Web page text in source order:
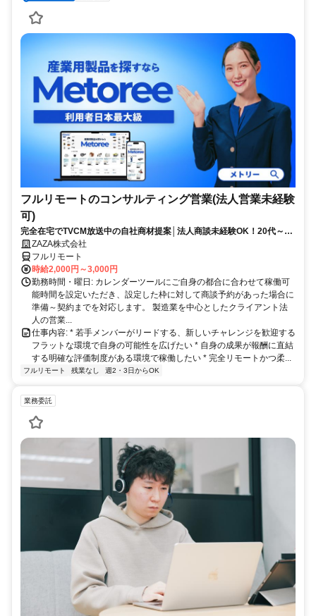
フルリモートのコンサルティング営業(法人営業未経験
可)
完全在宅でTVCM放送中の自社商材提案│法人商談未経験OK！20代～活
躍中◎顧客課題を解決する提案経験が積める環境
ZAZA株式会社
フルリモート
時給2,000円～3,000円
勤務時間・曜日: カレンダーツールにご自身の都合に合わせて稼働可
能時間を設定いただき、設定した枠に対して商談予約があった場合に
準備～契約までを対応します。 製造業を中心としたクライアント法
人の営業...
仕事内容: * 若手メンバーがリードする、新しいチャレンジを歓迎する
フラットな環境で自身の可能性を広げたい * 自身の成果が報酬に直結
する明確な評価制度がある環境で稼働したい * 完全リモートかつ柔...
フルリモート 残業なし 週2・3日からOK
業務委託